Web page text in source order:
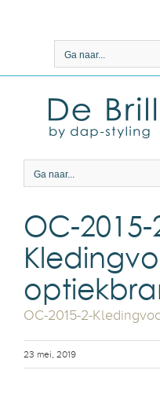
Ga naar...
Ga naar...
OC-2015-
OC-2015-2-
23 mei, 2019